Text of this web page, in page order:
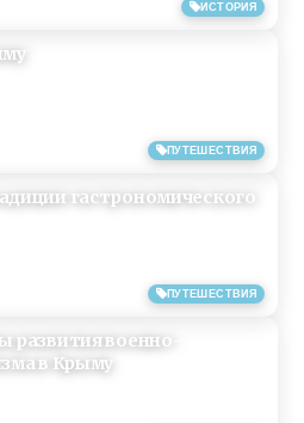
ИСТОРИЯ
ПУТЕШЕСТВИЯ
ПУТЕШЕСТВИЯ
гастрономического
развития военно-
в Крыму